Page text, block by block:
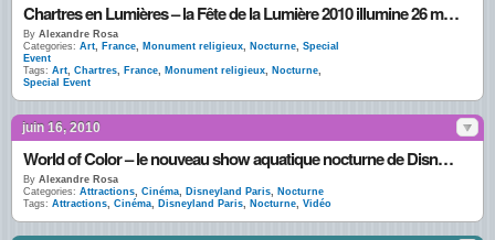
Chartres en Lumières – la Fête de la Lumière 2010 illumine 26 monuments de la ville
By Alexandre Rosa
Categories: Art, France, Monument religieux, Nocturne, Special
Event
Tags: Art, Chartres, France, Monument religieux, Nocturne,
Special Event
juin 16, 2010
World of Color – le nouveau show aquatique nocturne de Disney’s California Adventure en photos et vidéos
By Alexandre Rosa
Categories: Attractions, Cinéma, Disneyland Paris, Nocturne
Tags: Attractions, Cinéma, Disneyland Paris, Nocturne, Vidéo